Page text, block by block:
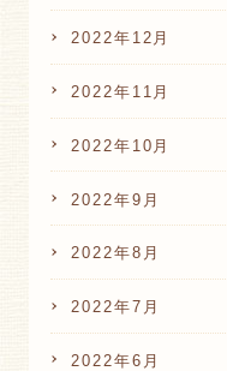
2022年12月
2022年11月
2022年10月
2022年9月
2022年8月
2022年7月
2022年6月